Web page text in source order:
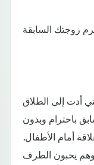
زوجتك السابقة
أدت إلى الطلاق
باحترام وبدون
أمام الأطفال.
وهم يحبون الطرف